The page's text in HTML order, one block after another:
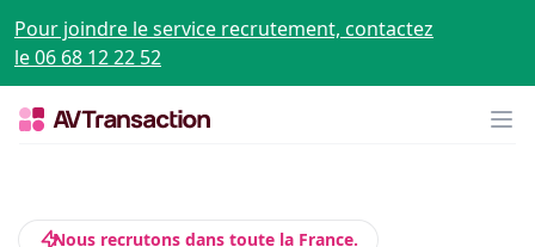
Pour joindre le service recrutement, contactez
le 06 68 12 22 52
Nous recrutons dans toute la France.